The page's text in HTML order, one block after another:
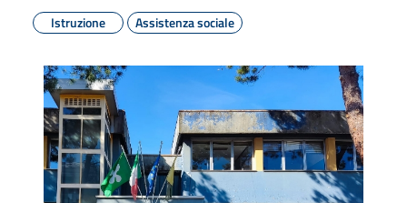
Istruzione
Assistenza sociale